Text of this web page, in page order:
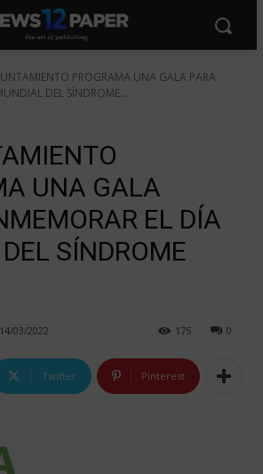
PROGRAMA UNA GALA PARA
DEL SÍNDROME...
UNA GALA
EL DÍA
SÍNDROME
14/03/2022 0
175
Twitter Pinterest